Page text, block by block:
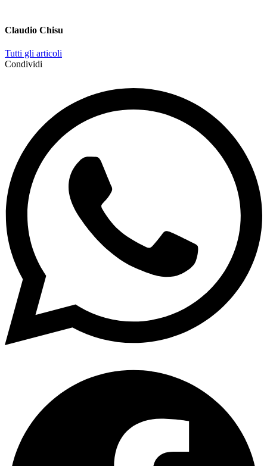
Claudio Chisu
Tutti gli articoli
Condividi